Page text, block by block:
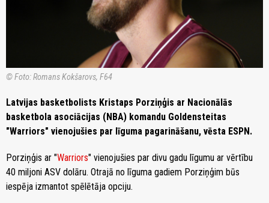
© Foto: Romans Kokšarovs, F64
Latvijas basketbolists Kristaps Porziņģis ar Nacionālās
basketbola asociācijas (NBA) komandu Goldensteitas
"Warriors" vienojušies par līguma pagarināšanu, vēsta ESPN.
Porziņģis ar "Warriors" vienojušies par divu gadu līgumu ar vērtību
40 miljoni ASV dolāru. Otrajā no līguma gadiem Porziņģim būs
iespēja izmantot spēlētāja opciju.